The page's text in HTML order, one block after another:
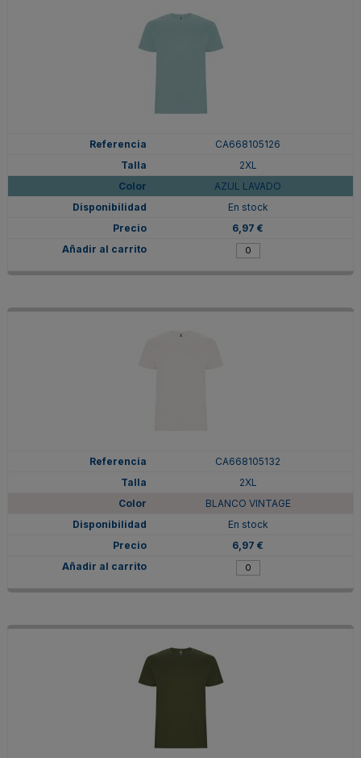
CA668105126
2XL
AZUL LAVADO
En stock
6,97 €
CA668105132
2XL
BLANCO VINTAGE
En stock
6,97 €